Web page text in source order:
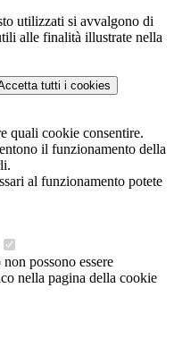
utilizzati si avvalgono di
alle finalità illustrate nella
tutti i cookies
quali cookie consentire.
il funzionamento della
al funzionamento potete
possono essere
nella pagina della cookie